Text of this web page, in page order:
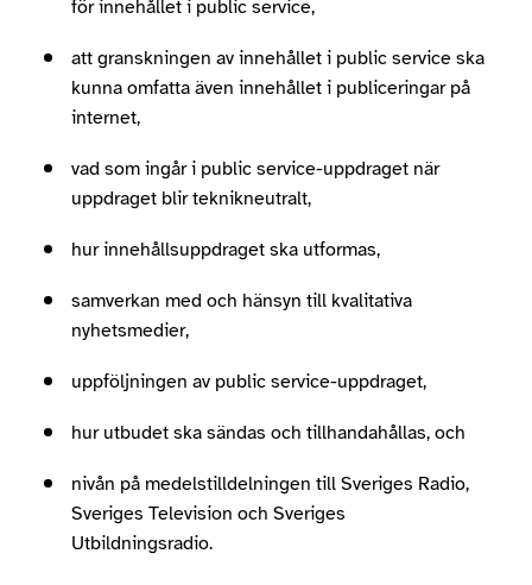
för innehållet i public service,
att granskningen av innehållet i public service ska
kunna omfatta även innehållet i publiceringar på
internet,
vad som ingår i public service-uppdraget när
uppdraget blir teknikneutralt,
hur innehållsuppdraget ska utformas,
samverkan med och hänsyn till kvalitativa
nyhetsmedier,
uppföljningen av public service-uppdraget,
hur utbudet ska sändas och tillhandahållas, och
nivån på medelstilldelningen till Sveriges Radio,
Sveriges Television och Sveriges
Utbildningsradio.